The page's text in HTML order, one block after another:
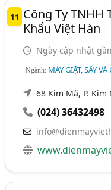
11 Công Ty TNHH
Khẩu Việt Hàn
Ngày cập nhật
Ngành: MÁY GIẶT, SẤY VÀ
68 Kim Mã, P.
(024) 36432498